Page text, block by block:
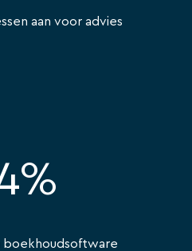
aan voor advies
boekhoudsoftware